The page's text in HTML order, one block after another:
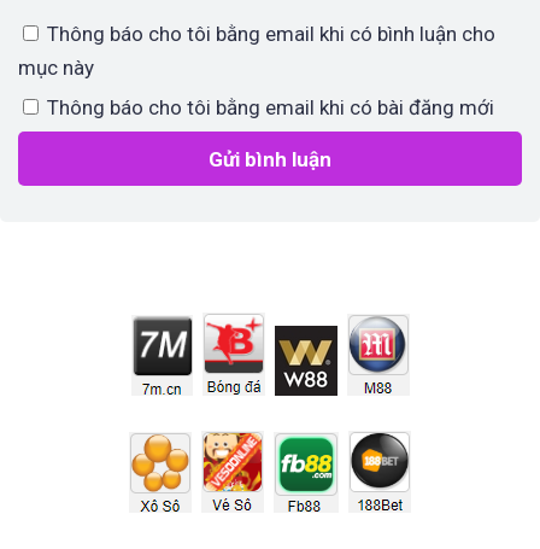
Thông báo cho tôi bằng email khi có bình luận cho
mục này
Thông báo cho tôi bằng email khi có bài đăng mới